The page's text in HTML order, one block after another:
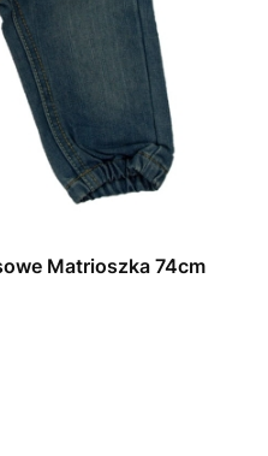
Matrioszka 74cm